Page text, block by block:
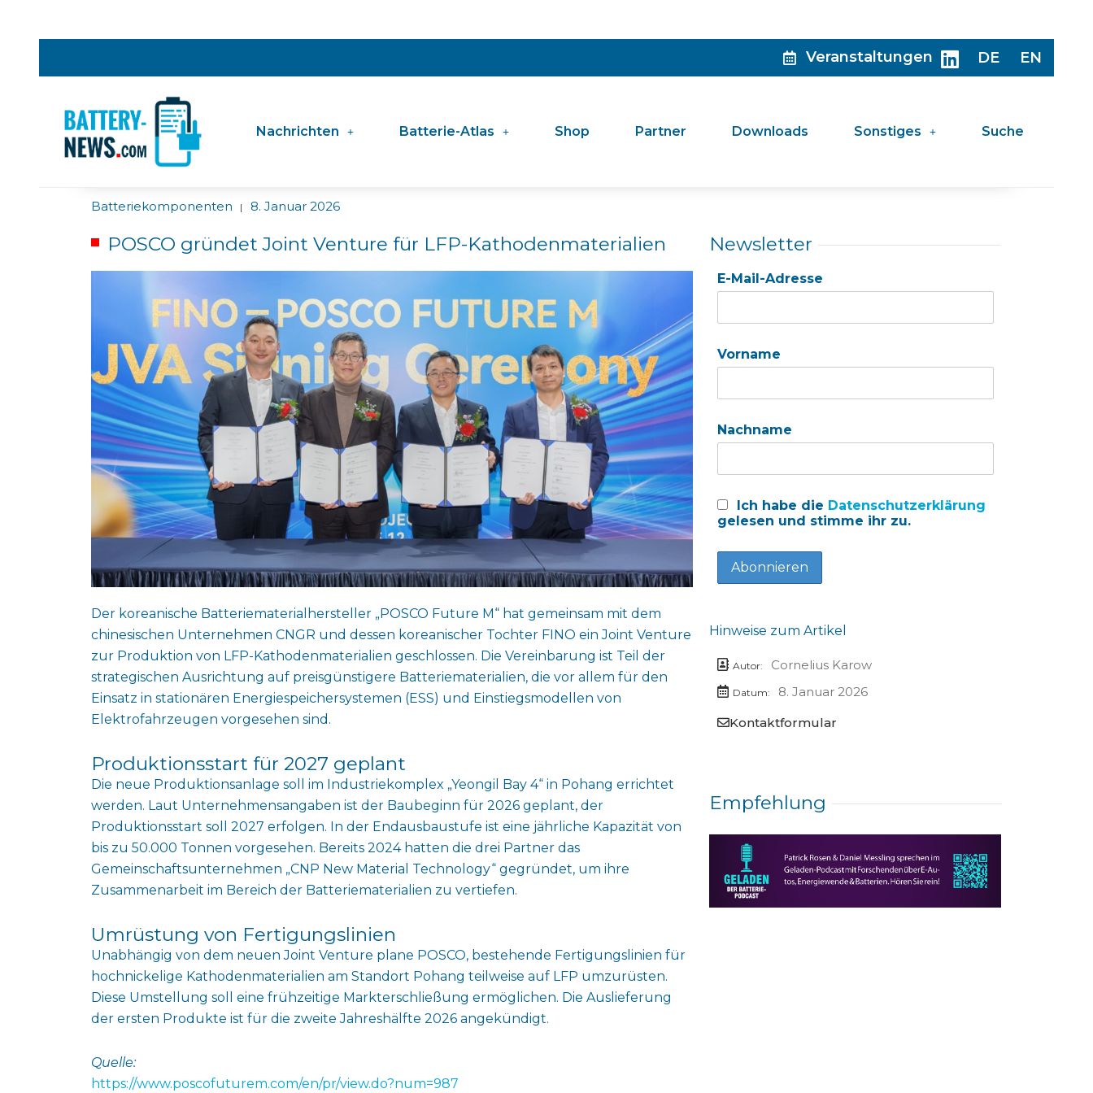
Veranstaltungen DE EN
Nachrichten Batterie-Atlas Shop Partner Downloads Sonstiges Suche
Batteriekomponenten | 8. Januar 2026
POSCO gründet Joint Venture für LFP-Kathodenmaterialien
Der koreanische Batteriematerialhersteller „POSCO Future M“ hat gemeinsam mit dem
chinesischen Unternehmen CNGR und dessen koreanischer Tochter FINO ein Joint Venture
zur Produktion von LFP-Kathodenmaterialien geschlossen. Die Vereinbarung ist Teil der
strategischen Ausrichtung auf preisgünstigere Batteriematerialien, die vor allem für den
Einsatz in stationären Energiespeichersystemen (ESS) und Einstiegsmodellen von
Elektrofahrzeugen vorgesehen sind.
Produktionsstart für 2027 geplant
Die neue Produktionsanlage soll im Industriekomplex „Yeongil Bay 4“ in Pohang errichtet
werden. Laut Unternehmensangaben ist der Baubeginn für 2026 geplant, der
Produktionsstart soll 2027 erfolgen. In der Endausbaustufe ist eine jährliche Kapazität von
bis zu 50.000 Tonnen vorgesehen. Bereits 2024 hatten die drei Partner das
Gemeinschaftsunternehmen „CNP New Material Technology“ gegründet, um ihre
Zusammenarbeit im Bereich der Batteriematerialien zu vertiefen.
Umrüstung von Fertigungslinien
Unabhängig von dem neuen Joint Venture plane POSCO, bestehende Fertigungslinien für
hochnickelige Kathodenmaterialien am Standort Pohang teilweise auf LFP umzurüsten.
Diese Umstellung soll eine frühzeitige Markterschließung ermöglichen. Die Auslieferung
der ersten Produkte ist für die zweite Jahreshälfte 2026 angekündigt.
Quelle:
https://www.poscofuturem.com/en/pr/view.do?num=987
Newsletter
E-Mail-Adresse
Vorname
Nachname
Ich habe die Datenschutzerklärung
gelesen und stimme ihr zu.
Hinweise zum Artikel
Autor: Cornelius Karow
Datum:
8. Januar 2026
Kontaktformular
Empfehlung